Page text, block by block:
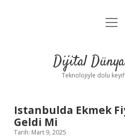
Anasayfa
Yasal
Dijital
Teknolojiyle dolu
Istanbulda Ekmek
Geldi Mi
Tarih: Mart 9, 2025